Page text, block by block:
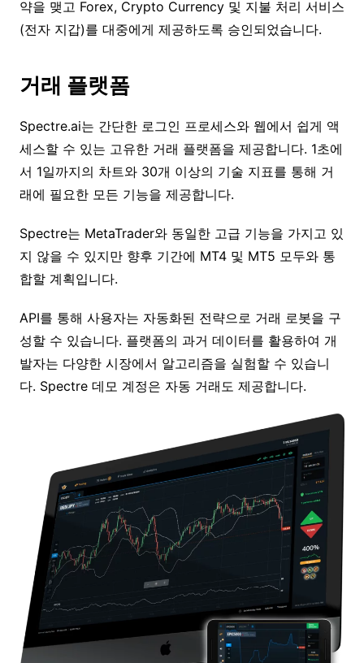
약을 맺고 Forex, Crypto Currency 및 지불 처리 서비스
(전자 지갑)를 대중에게 제공하도록 승인되었습니다.
거래 플랫폼
Spectre.ai는 간단한 로그인 프로세스와 웹에서 쉽게 액
세스할 수 있는 고유한 거래 플랫폼을 제공합니다. 1초에
서 1일까지의 차트와 30개 이상의 기술 지표를 통해 거
래에 필요한 모든 기능을 제공합니다.
Spectre는 MetaTrader와 동일한 고급 기능을 가지고 있
지 않을 수 있지만 향후 기간에 MT4 및 MT5 모두와 통
합할 계획입니다.
API를 통해 사용자는 자동화된 전략으로 거래 로봇을 구
성할 수 있습니다. 플랫폼의 과거 데이터를 활용하여 개
발자는 다양한 시장에서 알고리즘을 실험할 수 있습니
다. Spectre 데모 계정은 자동 거래도 제공합니다.